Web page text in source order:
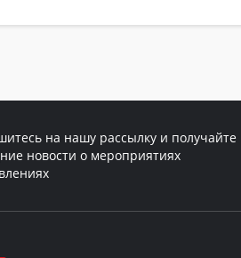
на нашу рассылку и получайте
новости о мероприятиях